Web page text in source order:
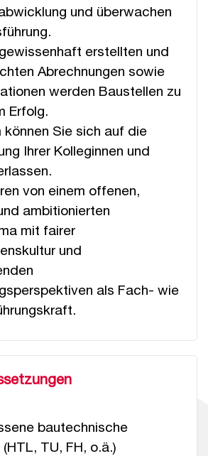
und überwachen
erstellten und
Abrechnungen sowie
werden Baustellen zu
Erfolg.
können Sie sich auf die
Ihrer Kolleginnen und
von einem offenen,
ambitionierten
mit fairer
und
als Fach- wie
bautechnische
TU, FH, o.ä.)